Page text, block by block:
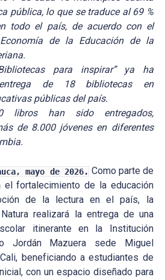
pública, lo que se traduce al 69 %
todo el país, de acuerdo con el
de la Educación de la
para inspirar” ya ha
de 18 bibliotecas en
públicas del país.
libros han sido entregados,
de 8.000 jóvenes en diferentes
mayo de 2026. Como parte de
el fortalecimiento de la educación
de la lectura en el país, la
realizará la entrega de una
itinerante en la Institución
Jordán Mazuera sede Miguel
beneficiando a estudiantes de
con un espacio diseñado para